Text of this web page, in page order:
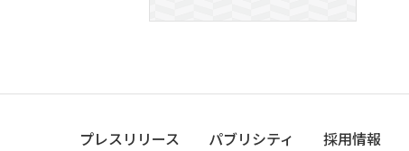
プレスリリース パブリシティ 採用情報